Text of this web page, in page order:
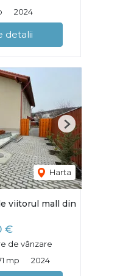
2024
detalii
Harta
Next
viitorul mall din
€
de vânzare
mp 2024